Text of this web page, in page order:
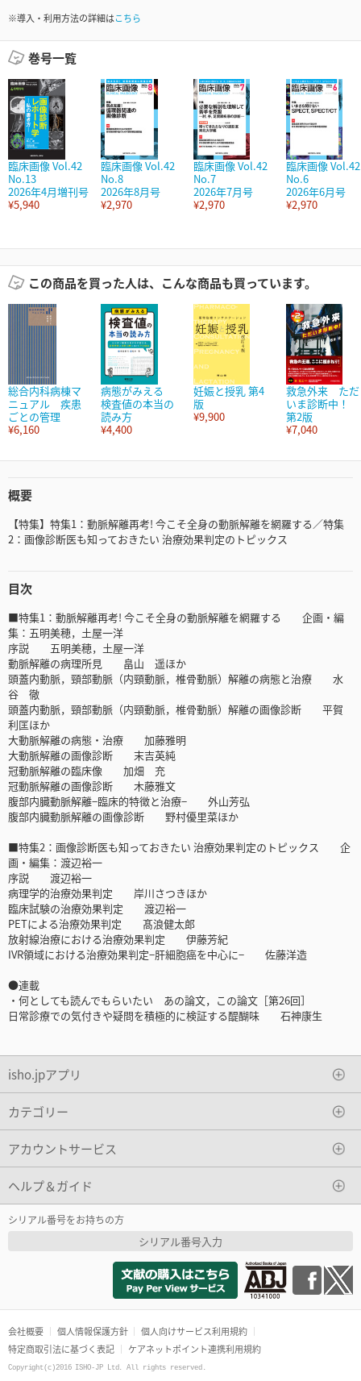
※導入・利用方法の詳細はこちら
巻号一覧
臨床画像 Vol.42
No.13
2026年4月増刊号
¥5,940
臨床画像 Vol.42
No.8
2026年8月号
¥2,970
臨床画像 Vol.42
No.7
2026年7月号
¥2,970
臨床画像 Vol.42
No.6
2026年6月号
¥2,970
この商品を買った人は、こんな商品も買っています。
総合内科病棟マ
ニュアル 疾患
ごとの管理
¥6,160
病態がみえる
検査値の本当の
読み方
¥4,400
妊娠と授乳 第4
版
¥9,900
救急外来 ただ
いま診断中！
第2版
¥7,040
概要
【特集】特集1：動脈解離再考! 今こそ全身の動脈解離を網羅する／特集
2：画像診断医も知っておきたい 治療効果判定のトピックス
目次
■特集1：動脈解離再考! 今こそ全身の動脈解離を網羅する 企画・編
集：五明美穂，土屋一洋
序説 五明美穂，土屋一洋
動脈解離の病理所見 畠山 遥ほか
頭蓋内動脈，頸部動脈（内頸動脈，椎骨動脈）解離の病態と治療 水
谷 徹
頭蓋内動脈，頸部動脈（内頸動脈，椎骨動脈）解離の画像診断 平賀
利匡ほか
大動脈解離の病態・治療 加藤雅明
大動脈解離の画像診断 末吉英純
冠動脈解離の臨床像 加畑 充
冠動脈解離の画像診断 木藤雅文
腹部内臓動脈解離−臨床的特徴と治療− 外山芳弘
腹部内臓動脈解離の画像診断 野村優里菜ほか
■特集2：画像診断医も知っておきたい 治療効果判定のトピックス 企
画・編集：渡辺裕一
序説 渡辺裕一
病理学的治療効果判定 岸川さつきほか
臨床試験の治療効果判定 渡辺裕一
PETによる治療効果判定 髙浪健太郎
放射線治療における治療効果判定 伊藤芳紀
IVR領域における治療効果判定−肝細胞癌を中心に− 佐藤洋造
●連載
・何としても読んでもらいたい あの論文，この論文［第26回］
日常診療での気付きや疑問を積極的に検証する醍醐味 石神康生
isho.jpアプリ
カテゴリー
アカウントサービス
ヘルプ＆ガイド
シリアル番号をお持ちの方
シリアル番号入力
会社概要 個人情報保護方針
個人向けサービス利用規約
特定商取引法に基づく表記
ケアネットポイント連携利用規約
Copyright(c)2016 ISHO-JP Ltd. All rights reserved.